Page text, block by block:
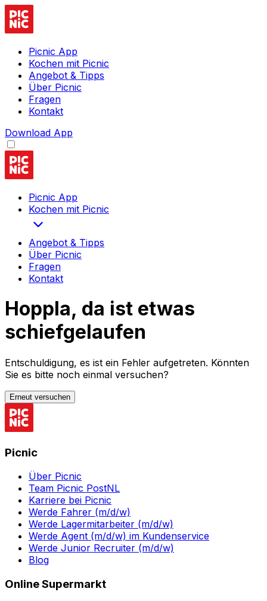
Picnic App
Kochen mit Picnic
Angebot & Tipps
Über Picnic
Fragen
Kontakt
Download App
Picnic App
Kochen mit Picnic
Angebot & Tipps
Über Picnic
Fragen
Kontakt
Hoppla, da ist etwas
schiefgelaufen
Entschuldigung, es ist ein Fehler aufgetreten. Könnten
Sie es bitte noch einmal versuchen?
Erneut versuchen
Picnic
Über Picnic
Team Picnic PostNL
Karriere bei Picnic
Werde Fahrer (m/d/w)
Werde Lagermitarbeiter (m/d/w)
Werde Agent (m/d/w) im Kundenservice
Werde Junior Recruiter (m/d/w)
Blog
Online Supermarkt